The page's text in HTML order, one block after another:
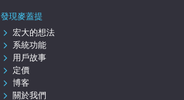
發現麥蓋提
宏大的想法
系統功能
用戶故事
定價
博客
關於我們